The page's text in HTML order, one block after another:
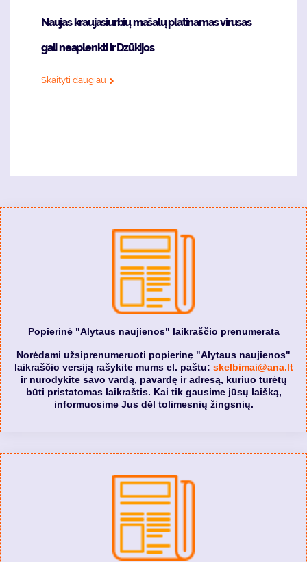
Naujas kraujasiurbių mašalų platinamas virusas
gali neaplenkti ir Dzūkijos
Skaityti daugiau
Popierinė "Alytaus naujienos" laikraščio prenumerata
Norėdami užsiprenumeruoti popierinę "Alytaus naujienos"
laikraščio versiją rašykite mums el. paštu: skelbimai@ana.lt
ir nurodykite savo vardą, pavardę ir adresą, kuriuo turėtų
būti pristatomas laikraštis. Kai tik gausime jūsų laišką,
informuosime Jus dėl tolimesnių žingsnių.